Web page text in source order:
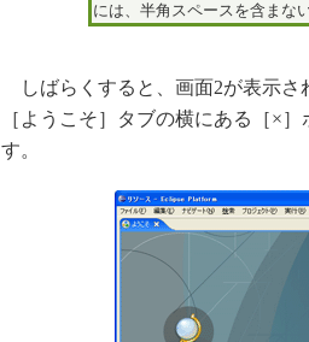
には、半角スペースを含まな
しばらくすると、画面2が表示さ
［ようこそ］タブの横にある［×
す。